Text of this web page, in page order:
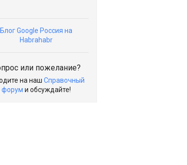
Блог Google Россия на
Habrahabr
или пожелание?
на наш Справочный
форум и обсуждайте!